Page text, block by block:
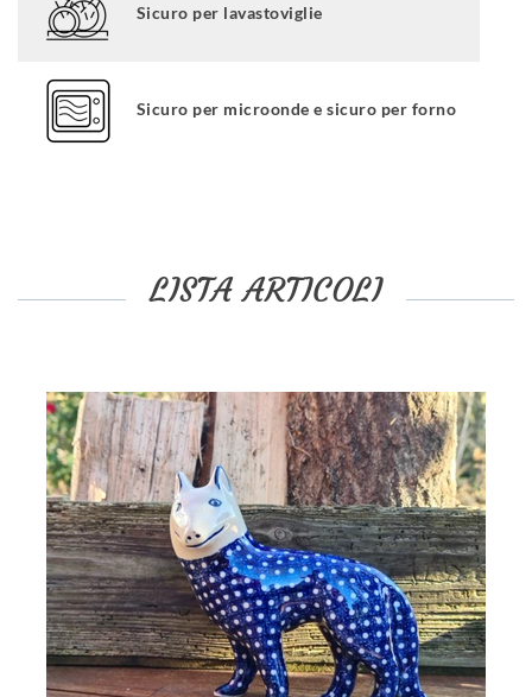
Sicuro per lavastoviglie
Sicuro per microonde e sicuro per forno
LISTA ARTICOLI